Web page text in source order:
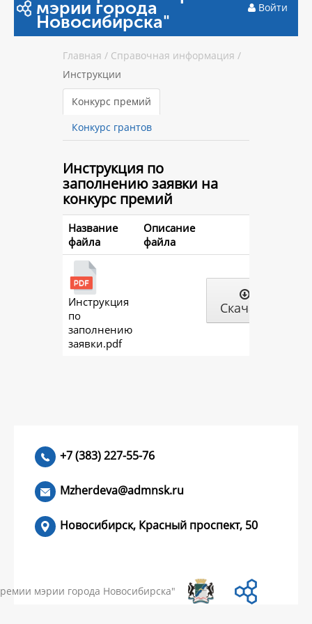
мэрии города
Новосибирска"
Войти
Главная / Справочная информация /
Инструкции
Конкурс премий
Конкурс грантов
Инструкция по
заполнению заявки на
конкурс премий
Название
файла
Описание
файла
Инструкция
по
заполнению
заявки.pdf
Скачать
+7 (383) 227-55-76
Mzherdeva@admnsk.ru
Новосибирск, Красный проспект, 50
мэрии города Новосибирска"